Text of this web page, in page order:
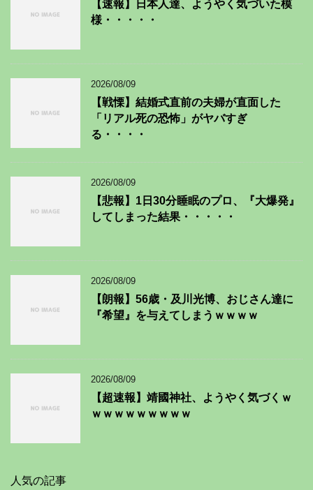
【速報】日本人達、ようやく気づいた模
様・・・・・
2026/08/09
【戦慄】結婚式直前の夫婦が直面した
「リアル死の恐怖」がヤバすぎ
る・・・・
2026/08/09
【悲報】1日30分睡眠のプロ、『大爆発』
してしまった結果・・・・・
2026/08/09
【朗報】56歳・及川光博、おじさん達に
『希望』を与えてしまうｗｗｗｗ
2026/08/09
【超速報】靖國神社、ようやく気づくｗ
ｗｗｗｗｗｗｗｗｗ
人気の記事